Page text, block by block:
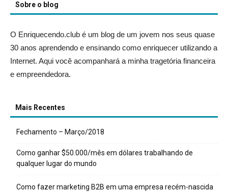
Sobre o blog
O Enriquecendo.club é um blog de um jovem nos seus quase
30 anos aprendendo e ensinando como enriquecer utilizando a
Internet. Aqui você acompanhará a minha tragetória financeira
e empreendedora.
Mais Recentes
Fechamento – Março/2018
Como ganhar $50.000/mês em dólares trabalhando de
qualquer lugar do mundo
Como fazer marketing B2B em uma empresa recém-nascida